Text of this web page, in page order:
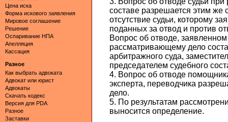
Цена иска
Форма искового заявления
Мировое соглашение
Решение
Оспаривание НПА
Апелляция
Кассация
Разное
Как выбрать адвоката
Адвокат или юрист
Адвокаты
Скачать кодекс
Версия для PDA
Разное
Заставки
составе разрешается этим же
отсутствие судьи, которому
поданных за отвод и против
Вопрос об отводе,
рассматривающему дело
арбитражного суда,
председателем судебного
4. Вопрос об отводе
эксперта, переводчика
дело.
5. По результатам
выносится определение.